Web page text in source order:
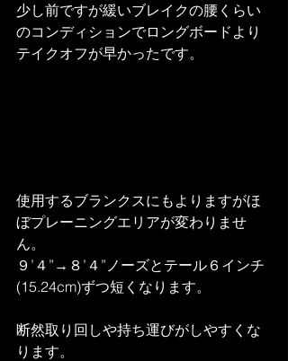
少し前ですが緩いブレイクの腰くらい
のコンディションでロングボードより
テイクオフが早かったです。
使用するブランクスにもよりますがほ
ぼプレーニングエリアが変わりませ
ん。
９’４”→８’４”ノーズとテール６インチ
(15.24cm)ずつ短くなります。
断然取り回しや持ち運びがしやすくな
ります。